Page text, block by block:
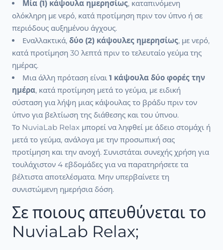
Μία (1) κάψουλα ημερησίως, καταπινόμενη
ολόκληρη με νερό, κατά προτίμηση πριν τον ύπνο ή σε
περιόδους αυξημένου άγχους.
Εναλλακτικά,δύο (2) κάψουλες ημερησίως, με νερό,
κατά προτίμηση 30 λεπτά πριν το τελευταίο γεύμα της
ημέρας.
Μια άλλη πρόταση είναι1 κάψουλα δύο φορές την
ημέρα, κατά προτίμηση μετά το γεύμα, με ειδική
σύσταση για λήψη μιας κάψουλας το βράδυ πριν τον
ύπνο για βελτίωση της διάθεσης και του ύπνου.
Το NuviaLab Relax μπορεί να ληφθεί με άδειο στομάχι ή
μετά το γεύμα, ανάλογα με την προσωπική σας
προτίμηση και την ανοχή. Συνιστάται συνεχής χρήση για
τουλάχιστον 4 εβδομάδες για να παρατηρήσετε τα
βέλτιστα αποτελέσματα. Μην υπερβαίνετε τη
συνιστώμενη ημερήσια δόση.
Σε ποιους απευθύνεται το
NuviaLab Relax;